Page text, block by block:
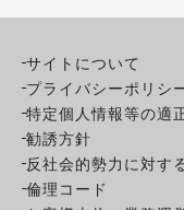
サイトについて
プライバシーポリシ
特定個人情報等の適
勧誘方針
反社会的勢力に対す
倫理コード